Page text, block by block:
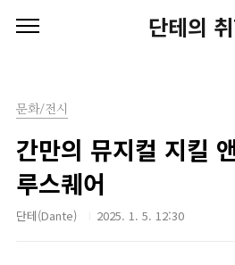
단테의
문화/전시
간만의 뮤지컬 지킬
루스퀘어
단테(Dante) 2025. 1. 5. 12:30